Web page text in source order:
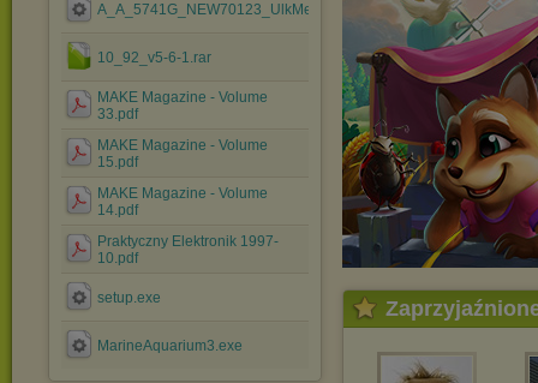
A_A_5741G_NEW70123_UlkMenus_ByCamiloml.exe
10_92_v5-6-1.rar
MAKE Magazine - Volume
33.pdf
MAKE Magazine - Volume
15.pdf
MAKE Magazine - Volume
14.pdf
Praktyczny Elektronik 1997-
10.pdf
setup.exe
MarineAquarium3.exe